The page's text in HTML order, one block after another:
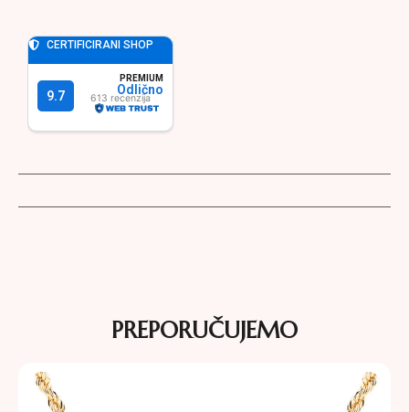
PREPORUČUJEMO